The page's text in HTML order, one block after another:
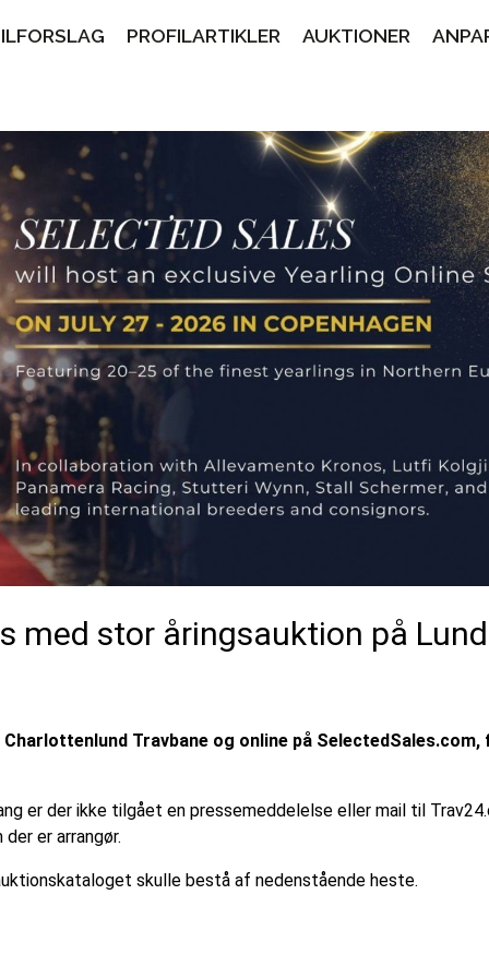
med stor åringsauktion på
Travbane og online på
er der ikke tilgået en pressemeddelelse eller mail til
er arrangør.
skulle bestå af nedenstående heste.
PROFILARTIKLER AUKTIONER